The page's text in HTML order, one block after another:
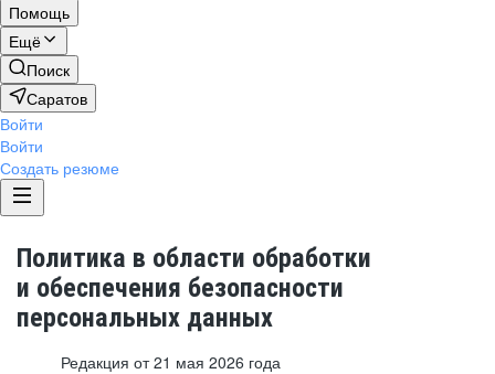
Помощь
Ещё
Поиск
Саратов
Войти
Войти
Создать резюме
Политика в области обработки
и обеспечения безопасности
персональных данных
Редакция от 21 мая 2026 года